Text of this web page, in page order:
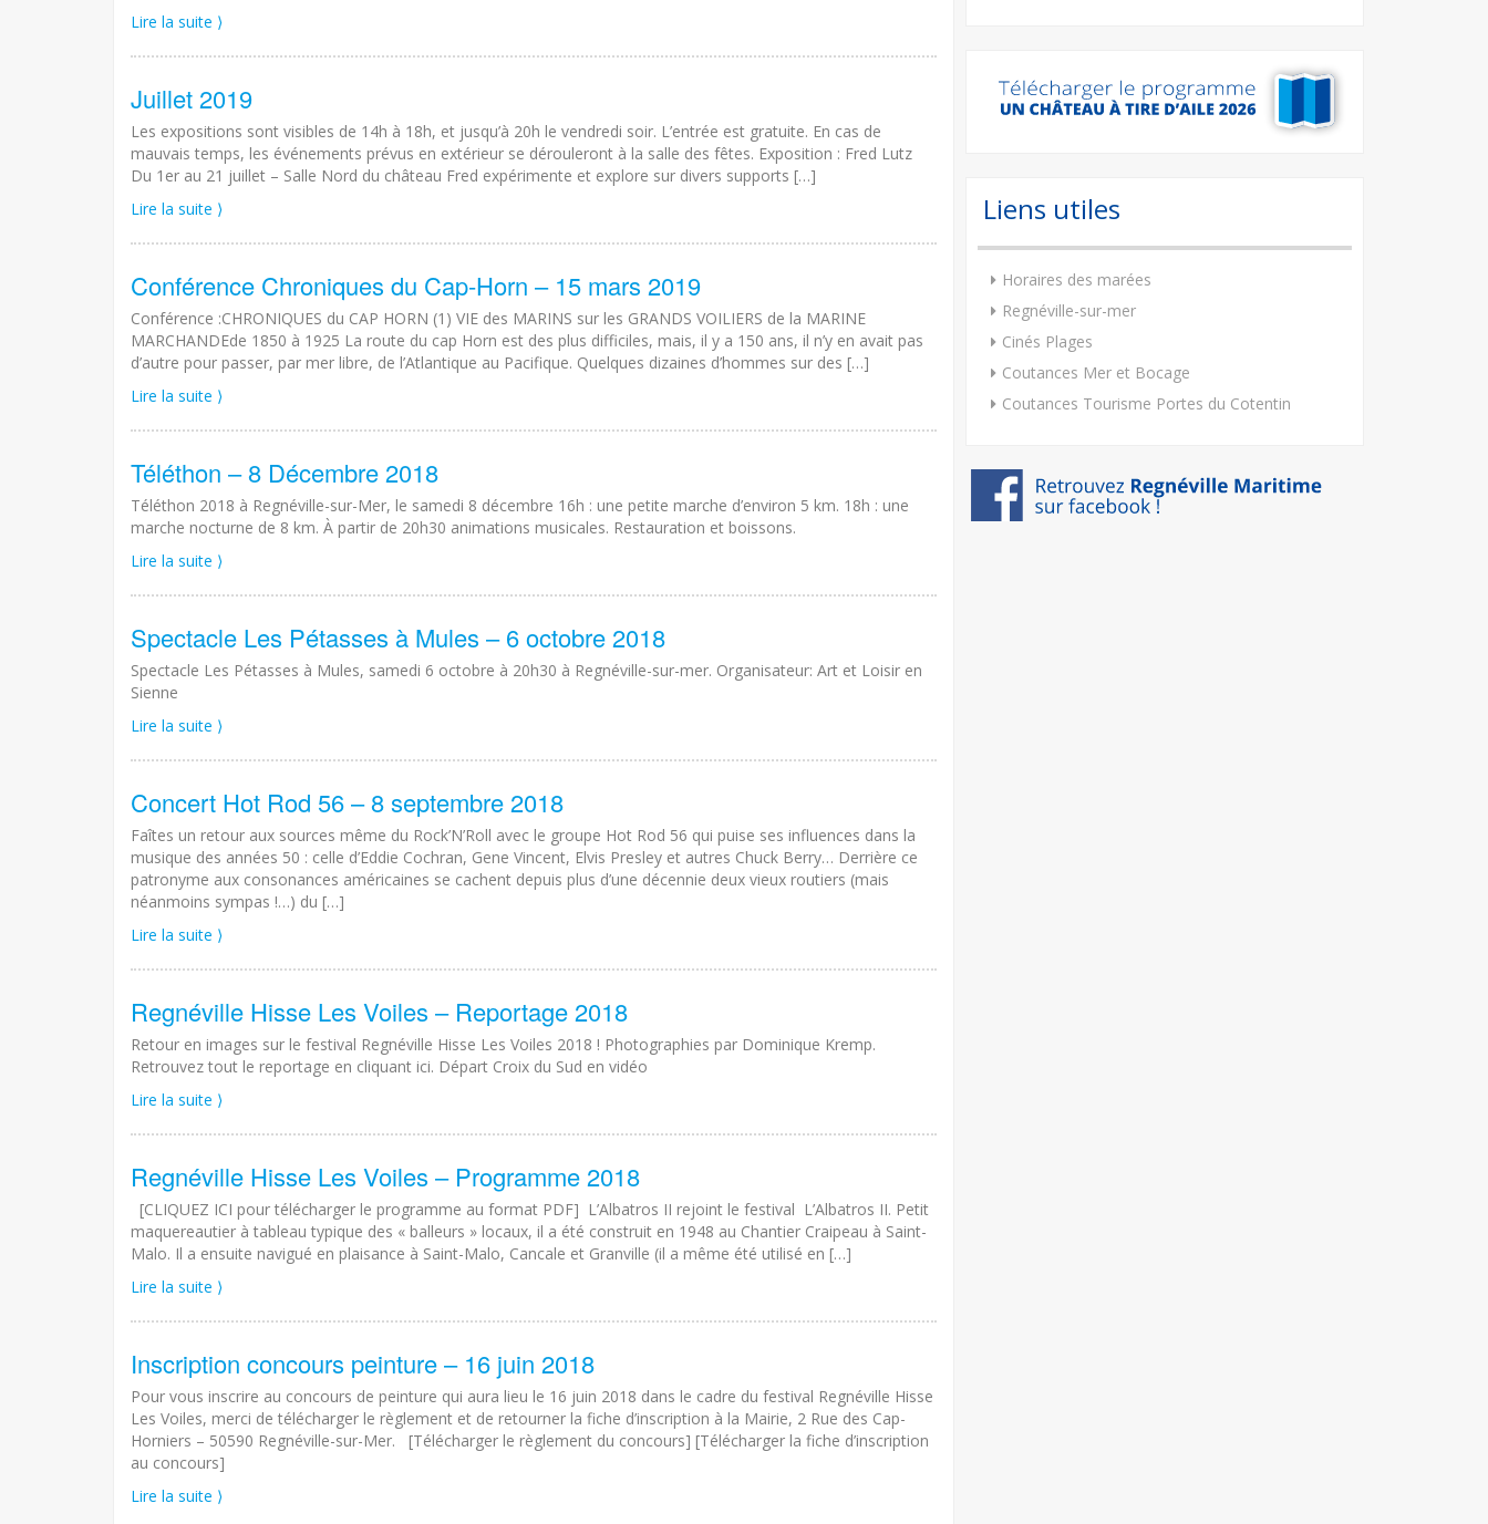
Lire la suite ⟩
Juillet 2019
Les expositions sont visibles de 14h à 18h, et jusqu’à 20h le vendredi soir. L’entrée est gratuite. En cas de
mauvais temps, les événements prévus en extérieur se dérouleront à la salle des fêtes. Exposition : Fred Lutz
Du 1er au 21 juillet – Salle Nord du château Fred expérimente et explore sur divers supports […]
Lire la suite ⟩
Conférence Chroniques du Cap-Horn – 15 mars 2019
Conférence :CHRONIQUES du CAP HORN (1) VIE des MARINS sur les GRANDS VOILIERS de la MARINE
MARCHANDEde 1850 à 1925 La route du cap Horn est des plus difficiles, mais, il y a 150 ans, il n’y en avait pas
d’autre pour passer, par mer libre, de l’Atlantique au Pacifique. Quelques dizaines d’hommes sur des […]
Lire la suite ⟩
Téléthon – 8 Décembre 2018
Téléthon 2018 à Regnéville-sur-Mer, le samedi 8 décembre 16h : une petite marche d’environ 5 km. 18h : une
marche nocturne de 8 km. À partir de 20h30 animations musicales. Restauration et boissons.
Lire la suite ⟩
Spectacle Les Pétasses à Mules – 6 octobre 2018
Spectacle Les Pétasses à Mules, samedi 6 octobre à 20h30 à Regnéville-sur-mer. Organisateur: Art et Loisir en
Sienne
Lire la suite ⟩
Concert Hot Rod 56 – 8 septembre 2018
Faîtes un retour aux sources même du Rock’N’Roll avec le groupe Hot Rod 56 qui puise ses influences dans la
musique des années 50 : celle d’Eddie Cochran, Gene Vincent, Elvis Presley et autres Chuck Berry… Derrière ce
patronyme aux consonances américaines se cachent depuis plus d’une décennie deux vieux routiers (mais
néanmoins sympas !…) du […]
Lire la suite ⟩
Regnéville Hisse Les Voiles – Reportage 2018
Retour en images sur le festival Regnéville Hisse Les Voiles 2018 ! Photographies par Dominique Kremp.
Retrouvez tout le reportage en cliquant ici. Départ Croix du Sud en vidéo
Lire la suite ⟩
Regnéville Hisse Les Voiles – Programme 2018
[CLIQUEZ ICI pour télécharger le programme au format PDF] L’Albatros II rejoint le festival L’Albatros II. Petit
maquereautier à tableau typique des « balleurs » locaux, il a été construit en 1948 au Chantier Craipeau à Saint-
Malo. Il a ensuite navigué en plaisance à Saint-Malo, Cancale et Granville (il a même été utilisé en […]
Lire la suite ⟩
Inscription concours peinture – 16 juin 2018
Pour vous inscrire au concours de peinture qui aura lieu le 16 juin 2018 dans le cadre du festival Regnéville Hisse
Les Voiles, merci de télécharger le règlement et de retourner la fiche d’inscription à la Mairie, 2 Rue des Cap-
Horniers – 50590 Regnéville-sur-Mer. [Télécharger le règlement du concours] [Télécharger la fiche d’inscription
au concours]
Lire la suite ⟩
Liens utiles
Horaires des marées
Regnéville-sur-mer
Cinés Plages
Coutances Mer et Bocage
Coutances Tourisme Portes du Cotentin